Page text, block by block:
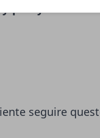
policy/
seguire